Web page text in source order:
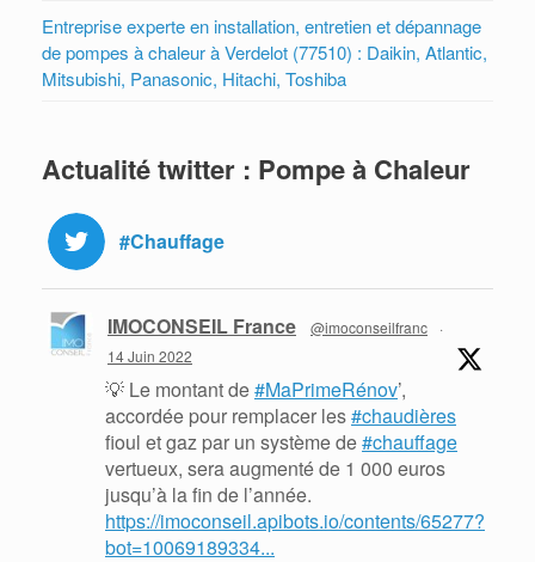
Entreprise experte en installation, entretien et dépannage
de pompes à chaleur à Verdelot (77510) : Daikin, Atlantic,
Mitsubishi, Panasonic, Hitachi, Toshiba
Actualité twitter : Pompe à Chaleur
#Chauffage
IMOCONSEIL France @imoconseilfranc
·
14 Juin 2022
💡 Le montant de#MaPrimeRénov’,
accordée pour remplacer les#chaudières
fioul et gaz par un système de#chauffage
vertueux, sera augmenté de 1 000 euros
jusqu’à la fin de l’année.
https://imoconseil.apibots.io/contents/65277?
bot=10069189334...